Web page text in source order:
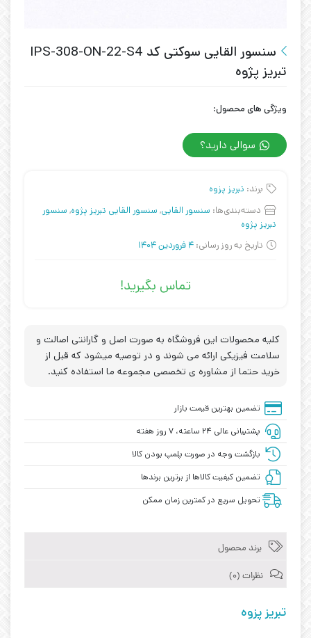
سنسور القایی سوکتی کد IPS-308-ON-22-S4
تبریز پژوه
ویژگی های محصول:
سوالی دارید؟
برند: تبریز پزوه
دسته‌بندی‌ها: سنسور القایی, سنسور القایی تبریز پژوه, سنسور
تبریز پژوه
تاریخ به روز رسانی: 4 فروردین 1404
تماس بگیرید!
کلیه محصولات این فروشگاه به صورت اصل و گارانتی اصالت و
سلامت فیزیکی ارائه می شوند و در توصیه میشود که قبل از
خرید حتما از مشاوره ی تخصصی مجموعه ما استفاده کنید.
تضمین بهترین قیمت بازار
پشتیبانی عالی ۲۴ ساعته، ۷ روز هفته
بازگشت وجه در صورت پلمپ بودن کالا
تضمین کیفیت کالاها از برترین برندها
تحویل سریع در کمترین زمان ممکن
برند محصول
نظرات (0)
تبریز پزوه